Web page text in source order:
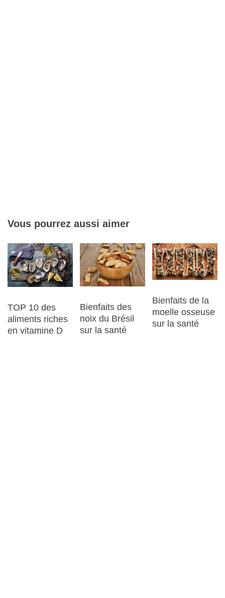
Vous pourrez aussi aimer
TOP 10 des
aliments riches
en vitamine D
Bienfaits des
noix du Brésil
sur la santé
Bienfaits de la
moelle osseuse
sur la santé